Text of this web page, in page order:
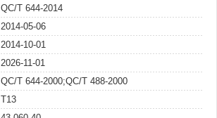
QC/T 644-2014
2014-05-06
2014-10-01
2026-11-01
QC/T 644-2000;QC/T 488-2000
T13